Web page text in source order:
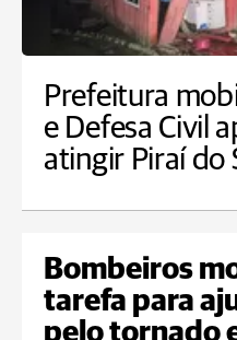
Prefeitura
e Defesa Civil
atingir Piraí do
Bombeiros
tarefa para
pelo tornado